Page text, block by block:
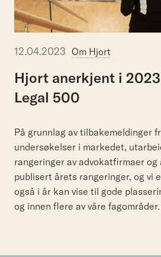
12.04.2023 Om Hjort
Hjort anerkjent i
Legal 500
På grunnlag av tilbakemeldinger
undersøkelser i markedet,
rangeringer av advokatfirmaer og
publisert årets rangeringer, og vi
også i år kan vise til gode
og innen flere av våre fagområder.